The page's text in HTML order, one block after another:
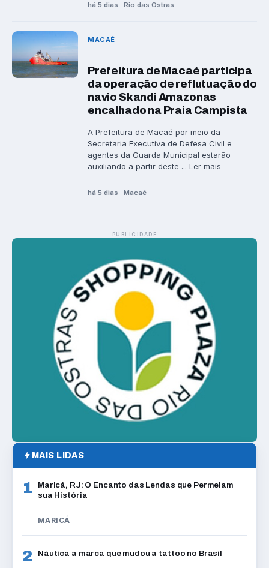
há 5 dias · Rio das Ostras
MACAÉ
Prefeitura de Macaé participa
da operação de reflutuação do
navio Skandi Amazonas
encalhado na Praia Campista
A Prefeitura de Macaé por meio da
Secretaria Executiva de Defesa Civil e
agentes da Guarda Municipal estarão
auxiliando a partir deste ... Ler mais
há 5 dias · Macaé
PUBLICIDADE
MAIS LIDAS
1
Maricá, RJ: O Encanto das Lendas que Permeiam
sua História
MARICÁ
2 Náutica a marca que mudou a tattoo no Brasil